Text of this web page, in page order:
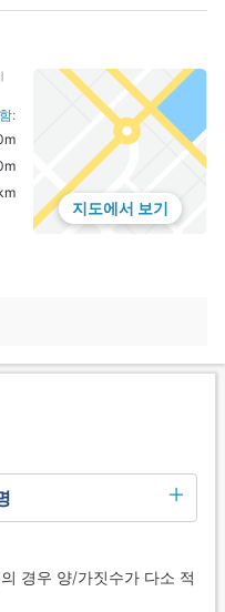
:
지도에서 보기
경우 양/가짓수가 다소 적